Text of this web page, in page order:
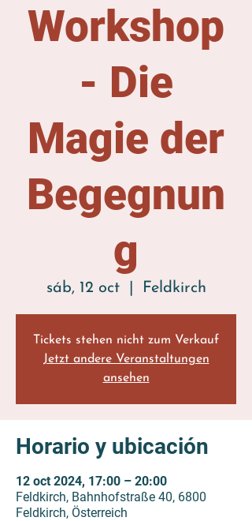
Workshop
- Die
Magie der
Begegnun
g
sáb, 12 oct
  |
Feldkirch
Tickets stehen nicht zum Verkauf
Jetzt andere Veranstaltungen
ansehen
Horario y ubicación
12 oct 2024, 17:00 – 20:00
Feldkirch, Bahnhofstraße 40, 6800
Feldkirch, Österreich